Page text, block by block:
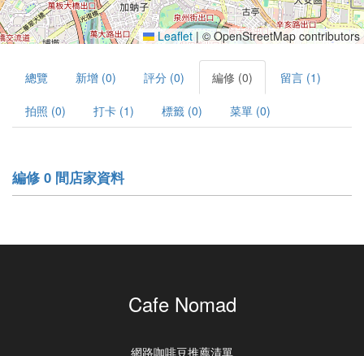
Leaflet | © OpenStreetMap contributors
總覽 新增 (0) 評分 (0) 編修 (0) 留言 (1)
拍照 (0) 打卡 (1) 標籤 (0) 菜單 (0)
編修 0 間店家資料
Cafe Nomad
網路咖啡豆推薦清單